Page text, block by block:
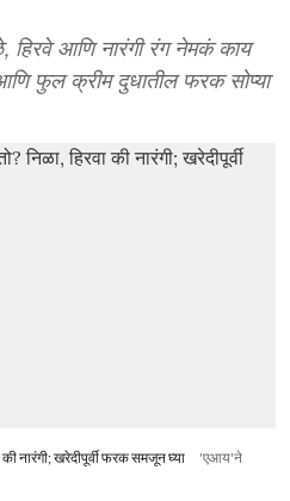
हिरवे आणि नारंगी रंग नेमकं काय
फुल क्रीम दुधातील फरक सोप्या
की नारंगी; खरेदीपूर्वी फरक समजून घ्या
'एआय'ने